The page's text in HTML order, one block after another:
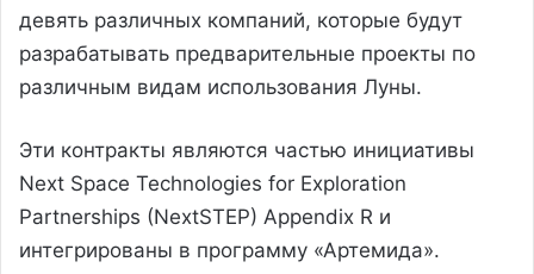
девять различных компаний, которые будут
разрабатывать предварительные проекты по
различным видам использования Луны.
Эти контракты являются частью инициативы
Next Space Technologies for Exploration
Partnerships (NextSTEP) Appendix R и
интегрированы в программу «Артемида».